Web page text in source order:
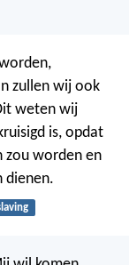
zullen wij ook
weten wij
is, opdat
zou worden en
dienen.